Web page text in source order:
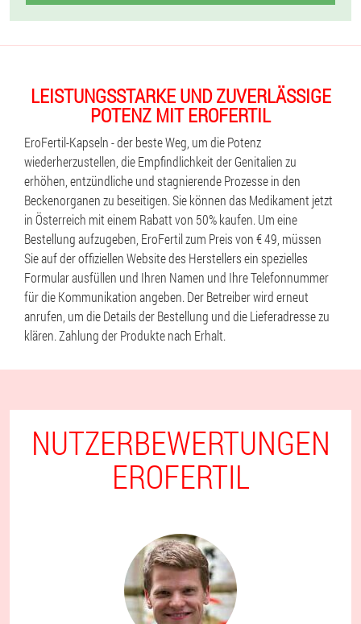
LEISTUNGSSTARKE UND ZUVERLÄSSIGE
POTENZ MIT EROFERTIL
EroFertil-Kapseln - der beste Weg, um die Potenz
wiederherzustellen, die Empfindlichkeit der Genitalien zu
erhöhen, entzündliche und stagnierende Prozesse in den
Beckenorganen zu beseitigen. Sie können das Medikament jetzt
in Österreich mit einem Rabatt von 50% kaufen. Um eine
Bestellung aufzugeben, EroFertil zum Preis von € 49, müssen
Sie auf der offiziellen Website des Herstellers ein spezielles
Formular ausfüllen und Ihren Namen und Ihre Telefonnummer
für die Kommunikation angeben. Der Betreiber wird erneut
anrufen, um die Details der Bestellung und die Lieferadresse zu
klären. Zahlung der Produkte nach Erhalt.
NUTZERBEWERTUNGEN
EROFERTIL